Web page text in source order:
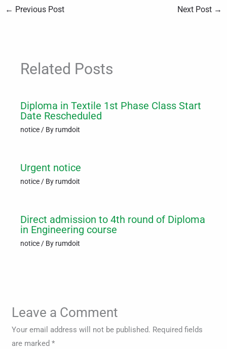
← Previous Post Next Post →
Related Posts
Diploma in Textile 1st Phase Class Start
Date Rescheduled
notice/ By rumdoit
Urgent notice
notice/ By rumdoit
Direct admission to 4th round of Diploma
in Engineering course
notice/ By rumdoit
Leave a Comment
Your email address will not be published. Required fields
are marked*